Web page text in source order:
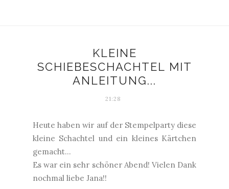
KLEINE
SCHIEBESCHACHTEL MIT
ANLEITUNG...
21:28
Heute haben wir auf der Stempelparty diese
kleine Schachtel und ein kleines Kärtchen
gemacht...
Es war ein sehr schöner Abend! Vielen Dank
nochmal liebe Jana!!